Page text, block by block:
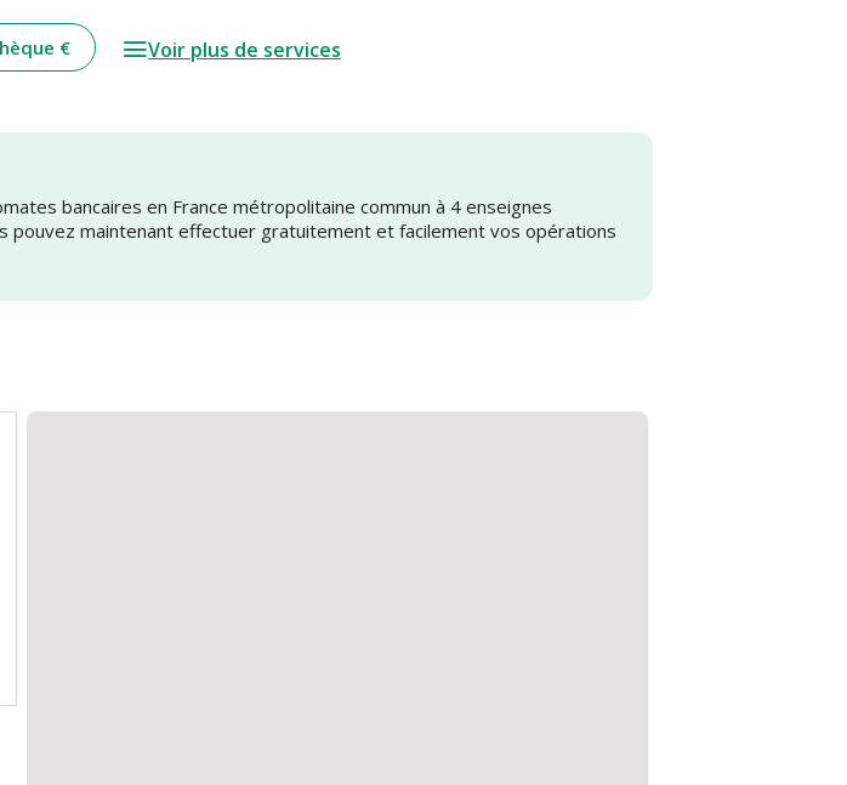
€ Voir plus de services
bancaires en France métropolitaine commun à 4 enseignes
pouvez maintenant effectuer gratuitement et facilement vos opérations